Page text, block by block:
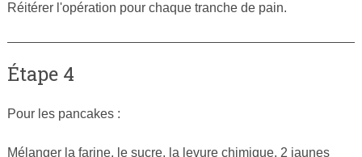
Réitérer l'opération pour chaque tranche de pain.
Étape 4
Pour les pancakes :
Mélanger la farine, le sucre, la levure chimique, 2 jaunes